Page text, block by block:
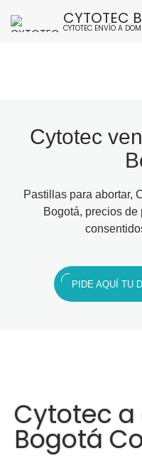
CYTOTEC
CYTOTEC ENVÍO A
Cytotec
Pastillas para abortar,
Bogotá, precios
PIDE AQUÍ TU
Cytotec
Bogotá